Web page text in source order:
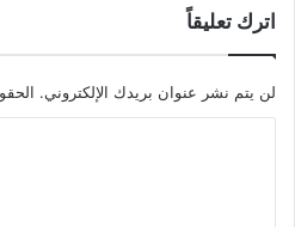
اترك تعليقاً
لن يتم نشر عنوان بريدك الإلكتروني.